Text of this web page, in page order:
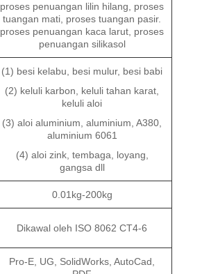
proses penuangan lilin hilang, proses
tuangan mati, proses tuangan pasir.
proses penuangan kaca larut, proses
penuangan silikasol
(1) besi kelabu, besi mulur, besi babi
(2) keluli karbon, keluli tahan karat,
keluli aloi
(3) aloi aluminium, aluminium, A380,
aluminium 6061
(4) aloi zink, tembaga, loyang,
gangsa dll
0.01kg-200kg
Dikawal oleh ISO 8062 CT4-6
Pro-E, UG, SolidWorks, AutoCad,